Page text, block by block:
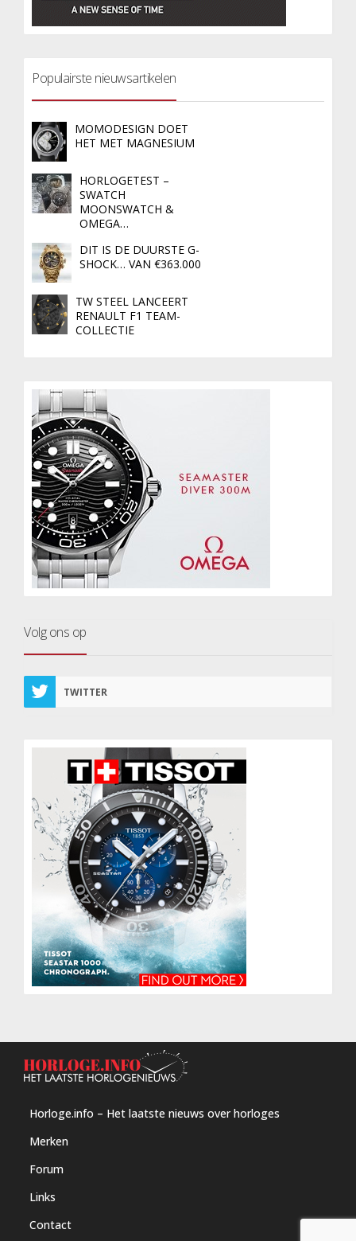
Populairste nieuwsartikelen
MOMODESIGN DOET
HET MET MAGNESIUM
HORLOGETEST –
SWATCH
MOONSWATCH &
OMEGA…
DIT IS DE DUURSTE G-
SHOCK… VAN €363.000
TW STEEL LANCEERT
RENAULT F1 TEAM-
COLLECTIE
Volg ons op
TWITTER
Horloge.info – Het laatste nieuws over horloges
Merken
Forum
Links
Contact